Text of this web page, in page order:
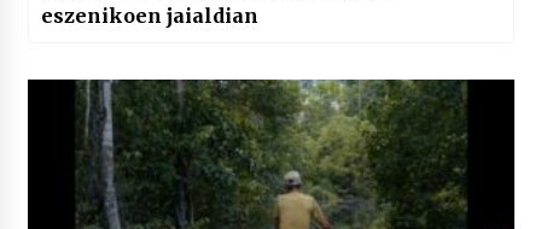
eszenikoen jaialdian